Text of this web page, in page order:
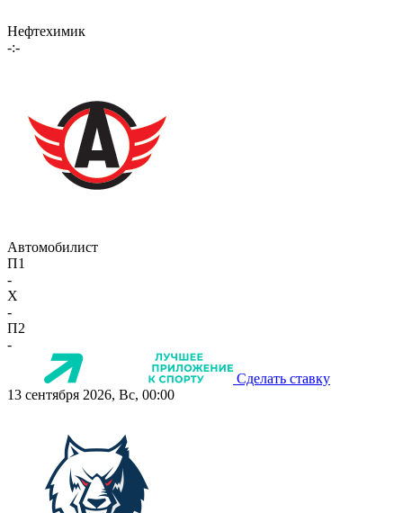
Нефтехимик
-:-
Автомобилист
П1
-
X
-
П2
-
Сделать ставку
13 сентября 2026, Вс, 00:00